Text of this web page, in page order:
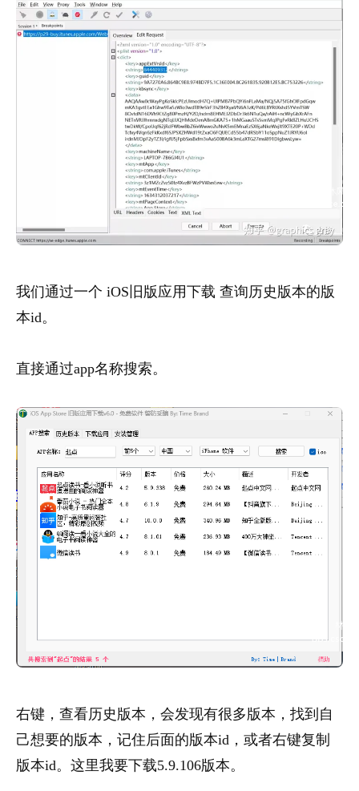
我们通过一个 iOS旧版应用下载 查询历史版本的版
本id。
直接通过app名称搜索。
右键，查看历史版本，会发现有很多版本，找到自
己想要的版本，记住后面的版本id，或者右键复制
版本id。这里我要下载5.9.106版本。